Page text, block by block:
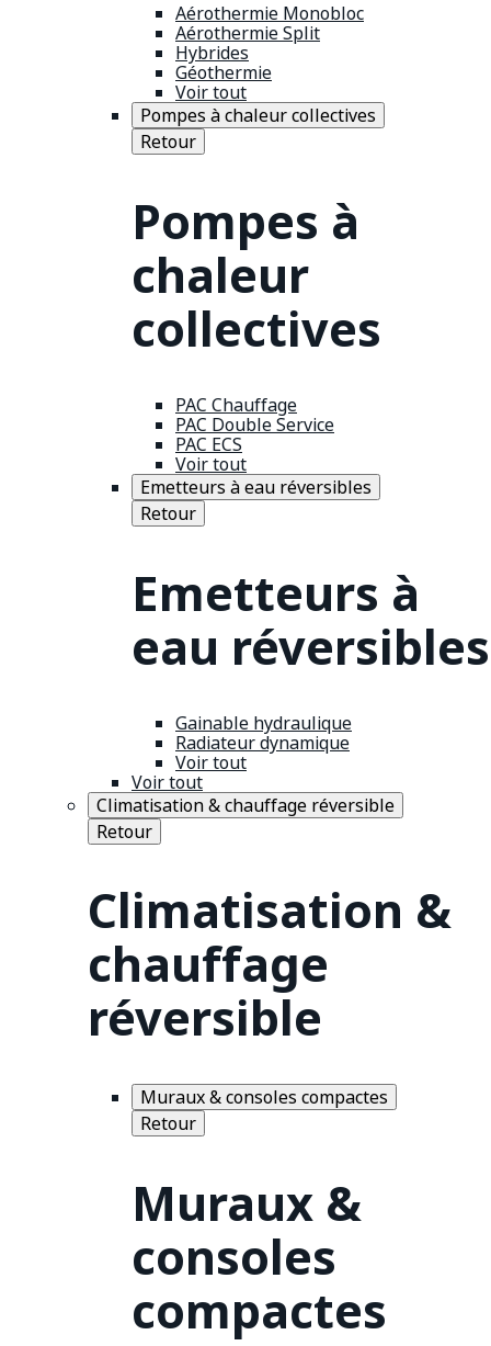
Aérothermie Monobloc
Aérothermie Split
Hybrides
Géothermie
Voir tout
Pompes à chaleur collectives
Retour
Pompes à
chaleur
collectives
PAC Chauffage
PAC Double Service
PAC ECS
Voir tout
Emetteurs à eau réversibles
Retour
Emetteurs à
eau réversibles
Gainable hydraulique
Radiateur dynamique
Voir tout
Voir tout
Climatisation & chauffage réversible
Retour
Climatisation &
chauffage
réversible
Muraux & consoles compactes
Retour
Muraux &
consoles
compactes